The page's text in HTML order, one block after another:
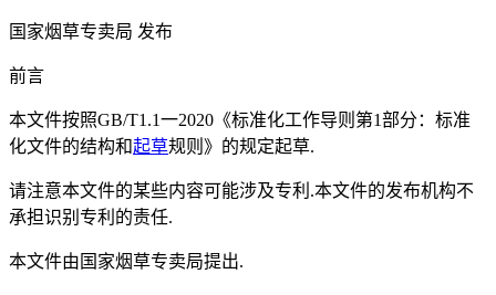
国家烟草专卖局 发布
前言
本文件按照GB/T1.1一2020《标准化工作导则第1部分：标准
化文件的结构和起草规则》的规定起草.
请注意本文件的某些内容可能涉及专利.本文件的发布机构不
承担识别专利的责任.
本文件由国家烟草专卖局提出.